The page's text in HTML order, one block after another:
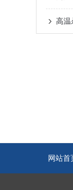
网站首